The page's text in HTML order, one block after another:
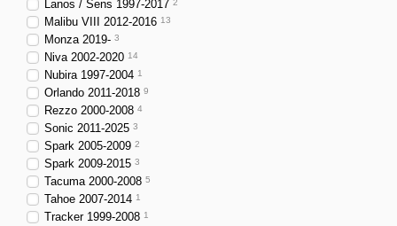
Lanos / Sens 1997-2017 2
Malibu VIII 2012-2016 13
Monza 2019- 3
Niva 2002-2020 14
Nubira 1997-2004 1
Orlando 2011-2018 9
Rezzo 2000-2008 4
Sonic 2011-2025 3
Spark 2005-2009 2
Spark 2009-2015 3
Tacuma 2000-2008 5
Tahoe 2007-2014 1
Tracker 1999-2008 1